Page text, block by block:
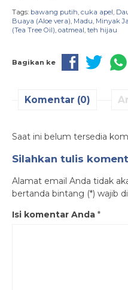
Tags: bawang putih, cuka apel,
Buaya (Aloe vera), Madu, Minyak
(Tea Tree Oil), oatmeal, teh hijau
Bagikan ke
Komentar (0)
Saat ini belum tersedia
Silahkan tulis
Alamat email Anda tidak
bertanda bintang (*) wajib
Isi komentar Anda *